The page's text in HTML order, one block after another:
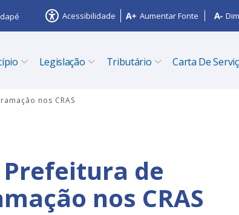
Acessibilidade Aumentar Fonte
Legislação Tributário Carta De
nos CRAS
Prefeitura de
nos CRAS